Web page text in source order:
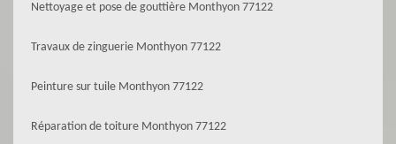
Nettoyage et pose de gouttière Monthyon 77122
Travaux de zinguerie Monthyon 77122
Peinture sur tuile Monthyon 77122
Réparation de toiture Monthyon 77122